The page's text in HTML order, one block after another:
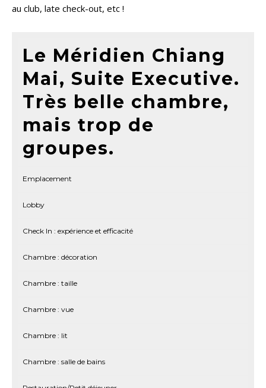
au club, late check-out, etc !
Le Méridien Chiang
Mai, Suite Executive.
Très belle chambre,
mais trop de
groupes.
Emplacement
Lobby
Check In : expérience et efficacité
Chambre : décoration
Chambre : taille
Chambre : vue
Chambre : lit
Chambre : salle de bains